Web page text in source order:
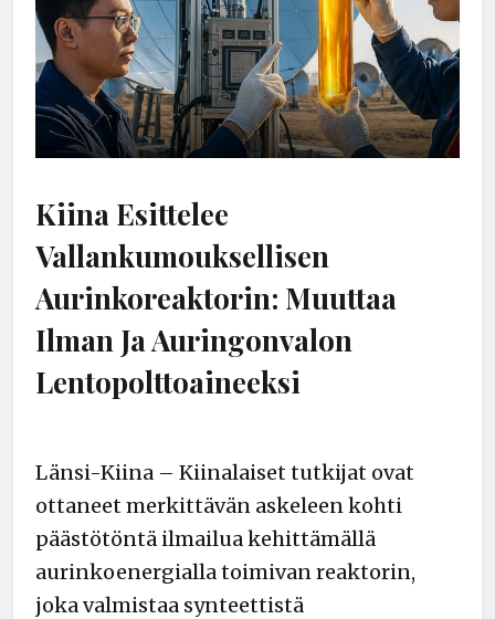
Kiina Esittelee
Vallankumouksellisen
Aurinkoreaktorin: Muuttaa
Ilman Ja Auringonvalon
Lentopolttoaineeksi
Länsi-Kiina – Kiinalaiset tutkijat ovat
ottaneet merkittävän askeleen kohti
päästötöntä ilmailua kehittämällä
aurinkoenergialla toimivan reaktorin,
joka valmistaa synteettistä